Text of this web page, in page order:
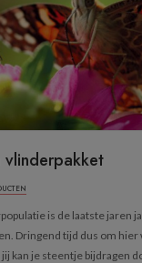
vlinderpakket
is de laatste jaren
Dringend tijd dus om hier
kan je steentje bijdragen